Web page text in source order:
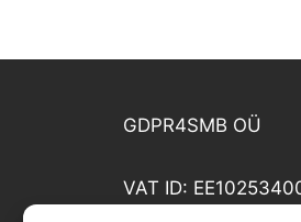
GDPR4SMB OÜ
VAT ID: